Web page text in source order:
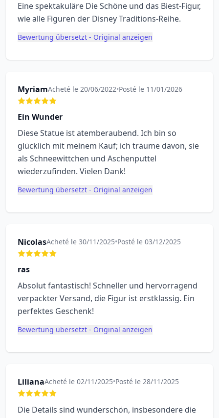
Eine spektakuläre Die Schöne und das Biest-Figur,
wie alle Figuren der Disney Traditions-Reihe.
Bewertung übersetzt - Original anzeigen
MyriamAcheté le 20/06/2022•Posté le 11/01/2026
Ein Wunder
Diese Statue ist atemberaubend. Ich bin so
glücklich mit meinem Kauf; ich träume davon, sie
als Schneewittchen und Aschenputtel
wiederzufinden. Vielen Dank!
Bewertung übersetzt - Original anzeigen
NicolasAcheté le 30/11/2025•Posté le 03/12/2025
ras
Absolut fantastisch! Schneller und hervorragend
verpackter Versand, die Figur ist erstklassig. Ein
perfektes Geschenk!
Bewertung übersetzt - Original anzeigen
LilianaAcheté le 02/11/2025•Posté le 28/11/2025
Die Details sind wunderschön, insbesondere die